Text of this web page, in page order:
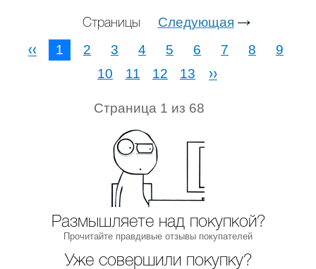
Страницы
Следующая
1
2 3 4 5 6 7 8
9
10
11 12 13
Страница 1 из 68
Размышляете над покупкой?
Прочитайте правдивые отзывы покупателей
Уже совершили покупку?